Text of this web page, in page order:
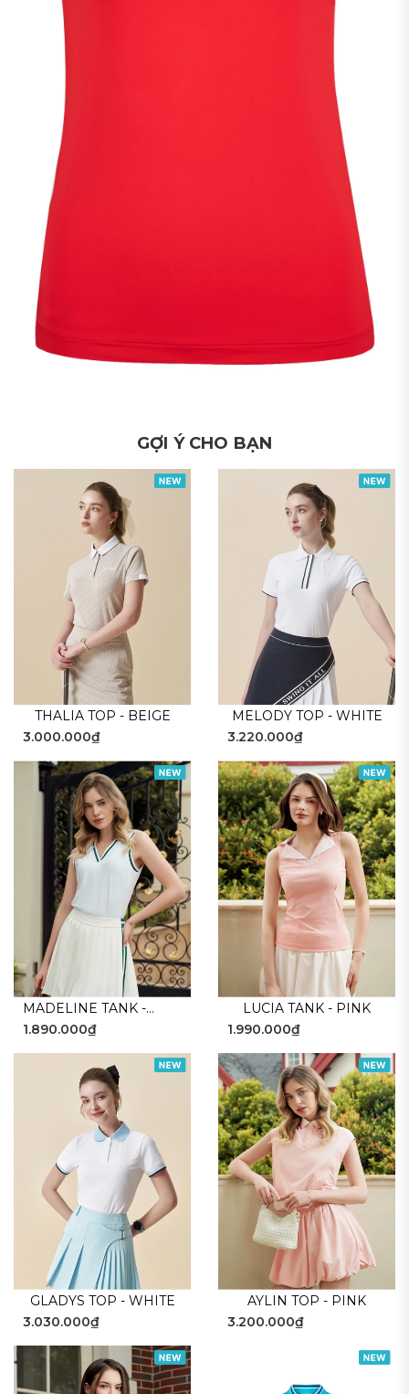
GỢI Ý CHO BẠN
THALIA TOP - BEIGE
3.000.000₫
MELODY TOP - WHITE
3.220.000₫
MADELINE TANK -
WHITE
1.890.000₫
LUCIA TANK - PINK
1.990.000₫
GLADYS TOP - WHITE
3.030.000₫
AYLIN TOP - PINK
3.200.000₫